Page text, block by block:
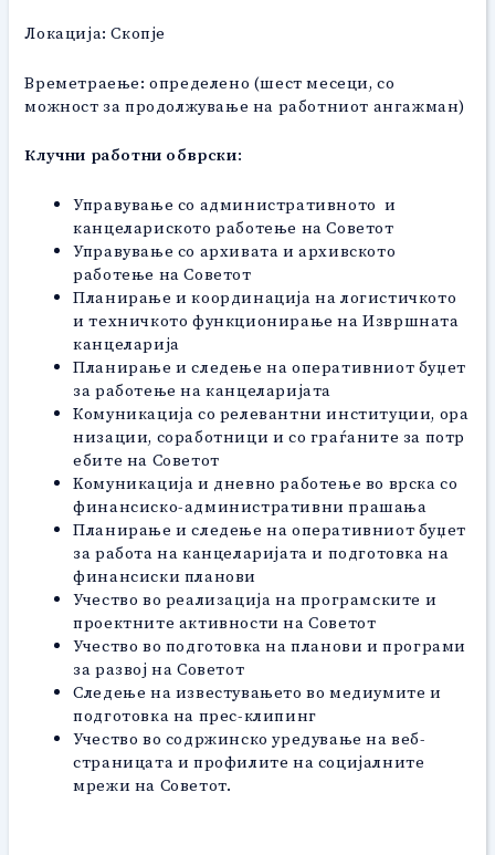
Локација: Скопје
Времетраење: определено (шест месеци, со
можност за продолжување на работниот ангажман)
Клучни работни обврски:
Управување со административното и
канцелариското работење на Советот
Управување со архивата и архивското
работење на Советот
Планирање и координација на логистичкото
и техничкото функционирање на Извршната
канцеларија
Планирање и следење на оперативниот буџет
за работење на канцеларијата
Комуникација со релевантни институции, ора
низации, соработници и со граѓаните за потр
ебите на Советот
Kомуникација и дневно работење во врска со
финансиско-административни прашања
Планирање и следење на оперативниот буџет
за работа на канцеларијата и подготовка на
финансиски планови
Учество во реализација на програмските и
проектните активности на Советот
Учество во подготовка на планови и програми
за развој на Советот
Следење на известувањето во медиумите и
подготовка на прес-клипинг
Учество во содржинско уредување на веб-
страницата и профилите на социјалните
мрежи на Советот.